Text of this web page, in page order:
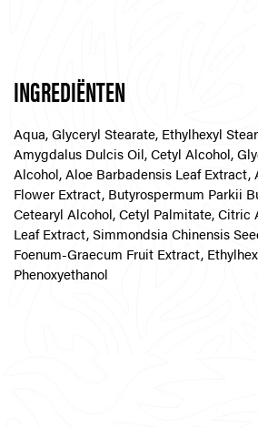
INGREDIËNTEN
Aqua, Glyceryl Stearate, Ethylhexyl
Amygdalus Dulcis Oil, Cetyl Alcohol,
Alcohol, Aloe Barbadensis Leaf Extract,
Flower Extract, Butyrospermum Parkii
Cetearyl Alcohol, Cetyl Palmitate, Citric
Leaf Extract, Simmondsia Chinensis
Foenum-Graecum Fruit Extract,
Phenoxyethanol